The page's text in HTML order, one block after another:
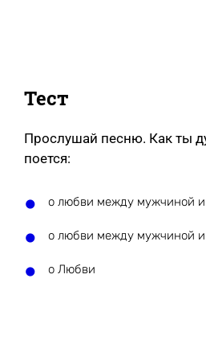
Тест
Прослушай песню. Как ты
поется:
о любви между мужчиной
о любви между мужчиной
о Любви